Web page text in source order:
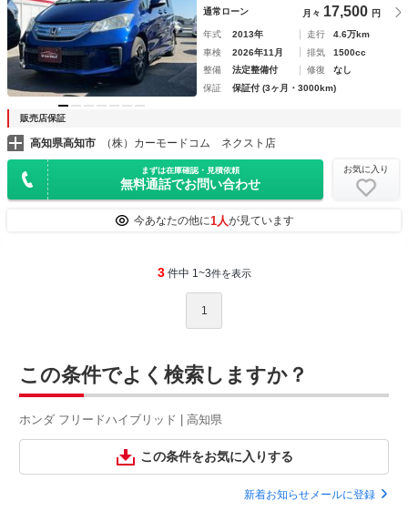
通常ローン 月々 17,500 円
年式 2013年 走行
4.6万km
車検
2026年11月 排気
1500cc
整備
法定整備付 修復
なし
保証
保証付 (3ヶ月・3000km)
販売店保証
高知県高知市 （株）カーモードコム ネクスト店
まずは在庫確認・見積依頼
無料通話でお問い合わせ
お気に入り
今あなたの他に1人が見ています
3 件中 1~3件を表示
1
この条件でよく検索しますか？
ホンダ フリードハイブリッド | 高知県
この条件をお気に入りする
新着お知らせメールに登録